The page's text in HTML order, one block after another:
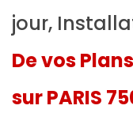
jour,
De vos
sur PARIS